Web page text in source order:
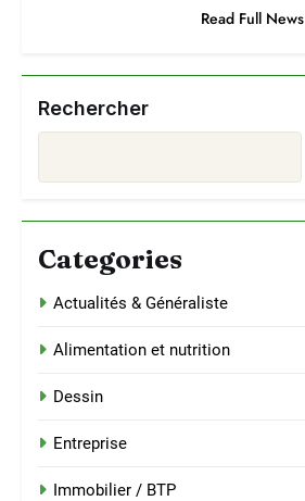
Read Full News
Rechercher
Categories
Actualités & Généraliste
Alimentation et nutrition
Dessin
Entreprise
Immobilier / BTP